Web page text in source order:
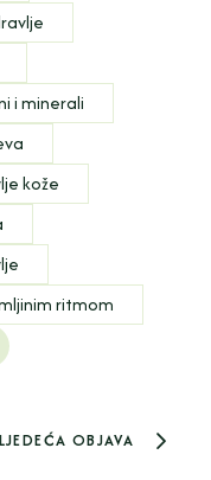
i minerali
kože
ritmom
OBJAVA